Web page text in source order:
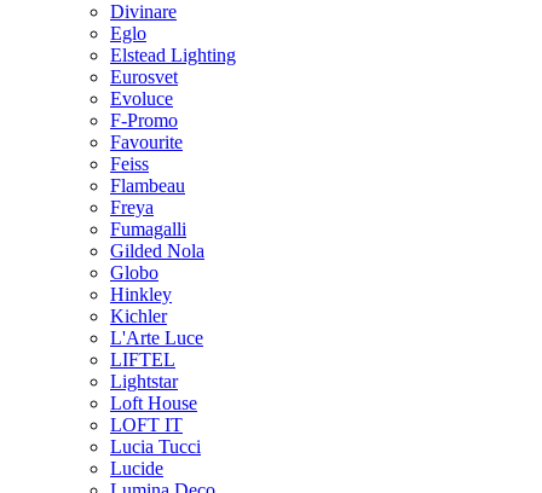
Divinare
Eglo
Elstead Lighting
Eurosvet
Evoluce
F-Promo
Favourite
Feiss
Flambeau
Freya
Fumagalli
Gilded Nola
Globo
Hinkley
Kichler
L'Arte Luce
LIFTEL
Lightstar
Loft House
LOFT IT
Lucia Tucci
Lucide